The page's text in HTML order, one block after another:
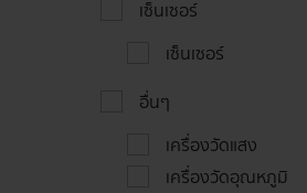
เซ็นเซอร์
เซ็นเซอร์
อื่นๆ
เครื่องวัดแสง
เครื่องวัดอุณหภูมิ